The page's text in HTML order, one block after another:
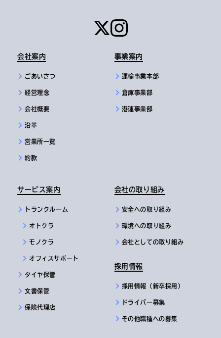
会社案内
ごあいさつ
経営理念
会社概要
沿革
営業所一覧
約款
事業案内
運輸事業本部
倉庫事業部
港運事業部
サービス案内
トランクルーム
オトクラ
モノクラ
オフィスサポート
タイヤ保管
文書保管
保険代理店
会社の取り組み
安全への取り組み
環境への取り組み
会社としての取り組み
採用情報
採用情報（新卒採用）
ドライバー募集
その他職種への募集